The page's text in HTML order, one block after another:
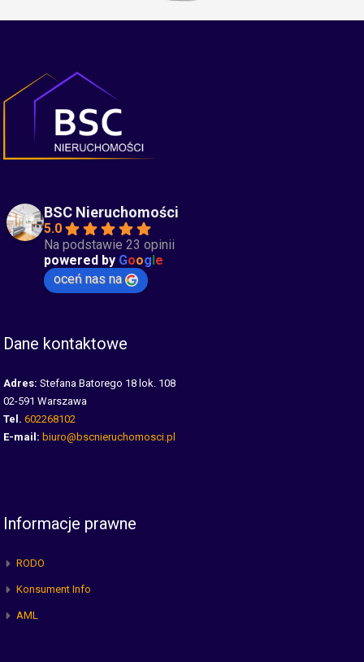
BSC Nieruchomości
5.0
Na podstawie 23 opinii
powered by Google
oceń nas na
Dane kontaktowe
Adres: Stefana Batorego 18 lok. 108
02-591 Warszawa
Tel. 602268102
E-mail: biuro@bscnieruchomosci.pl
Informacje prawne
RODO
Konsument Info
AML